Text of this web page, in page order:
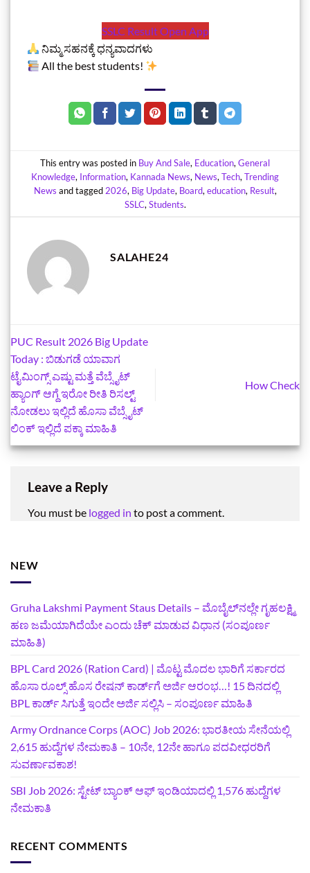
SSLC Result Open App
ನಿಮ್ಮ ಸಹನಕ್ಕೆ ಧನ್ಯವಾದಗಳು
All the best students!
This entry was posted in Buy And Sale, Education, General
Knowledge, Information, Kannada News, News, Tech, Trending
News and tagged 2026, Big Update, Board, education, Result,
SSLC, Students.
SALAHE24
PUC Result 2026 Big Update
Today : ಬಿಡುಗಡೆ ಯಾವಾಗ
ಟೈಮಿಂಗ್ಸ್‌ ಎಷ್ಟು ಮತ್ತೆ ವೆಬ್ಸೈಟ್‌
ಹ್ಯಾಂಗ್‌ ಆಗ್ದೆ ಇರೋ ರೀತಿ ರಿಸಲ್ಟ್‌
ನೋಡಲು ಇಲ್ಲಿದೆ ಹೊಸಾ ವೆಬ್ಸೈಟ್‌
ಲಿಂಕ್ ಇಲ್ಲಿದೆ ಪಕ್ಕಾ ಮಾಹಿತಿ
How Check
Leave a Reply
You must be logged in to post a comment.
NEW
Gruha Lakshmi Payment Staus Details – ಮೊಬೈಲ್‌ನಲ್ಲೇ ಗೃಹಲಕ್ಷ್ಮಿ
ಹಣ ಜಮೆಯಾಗಿದೆಯೇ ಎಂದು ಚೆಕ್ ಮಾಡುವ ವಿಧಾನ (ಸಂಪೂರ್ಣ
ಮಾಹಿತಿ)
BPL Card 2026 (Ration Card) | ಮೊಟ್ಟ ಮೊದಲ ಭಾರಿಗೆ ಸರ್ಕಾರದ
ಹೊಸಾ ರೂಲ್ಸ್ ಹೊಸ ರೇಷನ್ ಕಾರ್ಡ್‌ಗೆ ಅರ್ಜಿ ಆರಂಭ…! 15 ದಿನದಲ್ಲಿ
BPL ಕಾರ್ಡ್ ಸಿಗುತ್ತೆ ಇಂದೇ ಅರ್ಜಿ ಸಲ್ಲಿಸಿ – ಸಂಪೂರ್ಣ ಮಾಹಿತಿ
Army Ordnance Corps (AOC) Job 2026: ಭಾರತೀಯ ಸೇನೆಯಲ್ಲಿ
2,615 ಹುದ್ದೆಗಳ ನೇಮಕಾತಿ – 10ನೇ, 12ನೇ ಹಾಗೂ ಪದವೀಧರರಿಗೆ
ಸುವರ್ಣಾವಕಾಶ!
SBI Job 2026: ಸ್ಟೇಟ್ ಬ್ಯಾಂಕ್ ಆಫ್ ಇಂಡಿಯಾದಲ್ಲಿ 1,576 ಹುದ್ದೆಗಳ
ನೇಮಕಾತಿ
RECENT COMMENTS